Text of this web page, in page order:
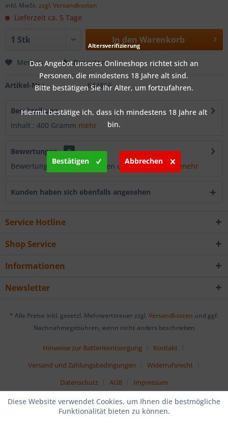
inkl. MwSt. zzgl. Versandkosten
Lieferzeit ca. 5 Tage
In den Warenkorb
Merken Bewerten
Artikel-Nr.: 644866
Beschreibung
Inhalt : 400 Gramm mehr
Bewertungen
0
Bewertungen lesen, schreiben und diskutieren... mehr
Kunden haben sich ebenfalls angesehen
Service Hotline
Shop Service
Informationen
Newsletter
* Alle Preise inkl. gesetzl. Mehrwertsteuer zzgl. Versandkosten und ggf.
Nachnahmegebühren, wenn nicht anders beschrieben
Hinweise zur Batterieentsorgung
Kontakt
Versand und Zahlungsbedingungen
Widerrufsrecht
Datenschutz
AGB Impressum
Diese Website verwendet Cookies, um Ihnen die bestmögliche
Funktionalität bieten zu können.
Altersverifizierung
Das Angebot unseres Onlineshops richtet sich an
Personen, die mindestens 18 Jahre alt sind.
Bitte bestätigen Sie Ihr Alter, um fortzufahren.
Hiermit bestätige ich, dass ich mindestens 18 Jahre alt
bin.
Bestätigen Abbrechen